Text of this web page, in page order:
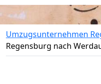
Umzugsunternehmen
Regensburg nach